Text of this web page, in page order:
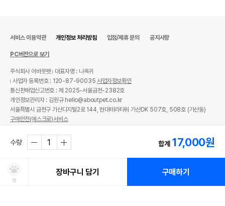
수량 합계 17,000원
찜
장바구니 담기 구매하기
서비스 이용약관 개인정보 처리방침 입점/제휴 문의 공지사항
PC버전으로 보기
주식회사 어바웃펫
대표자명 : 나옥귀
사업자 등록번호 : 120-87-90035사업자정보확인
통신판매업신고번호 : 제 2025-서울금천-2382호
개인정보관리자 : 김원규 hello@aboutpet.co.kr
서울특별시 금천구 가산디지털2로 144, 현대테라타워 가산DK 507호, 508호 (가산동)
구매안전(에스크로)서비스